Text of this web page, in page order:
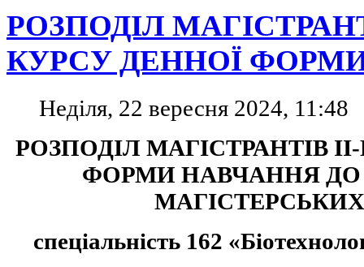
РОЗПОДІЛ
КУРСУ ДЕННОЇ
Неділя, 22 вересня 2024, 11:48
РОЗПОДІЛ МАГІСТРАНТІВ I
ФОРМИ НАВЧАННЯ ДО
спеціальність 162